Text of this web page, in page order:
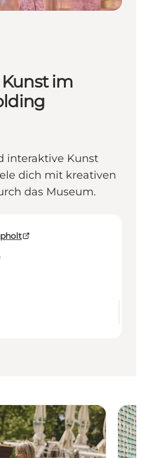
im
interaktive Kunst
dich mit kreativen
das Museum.